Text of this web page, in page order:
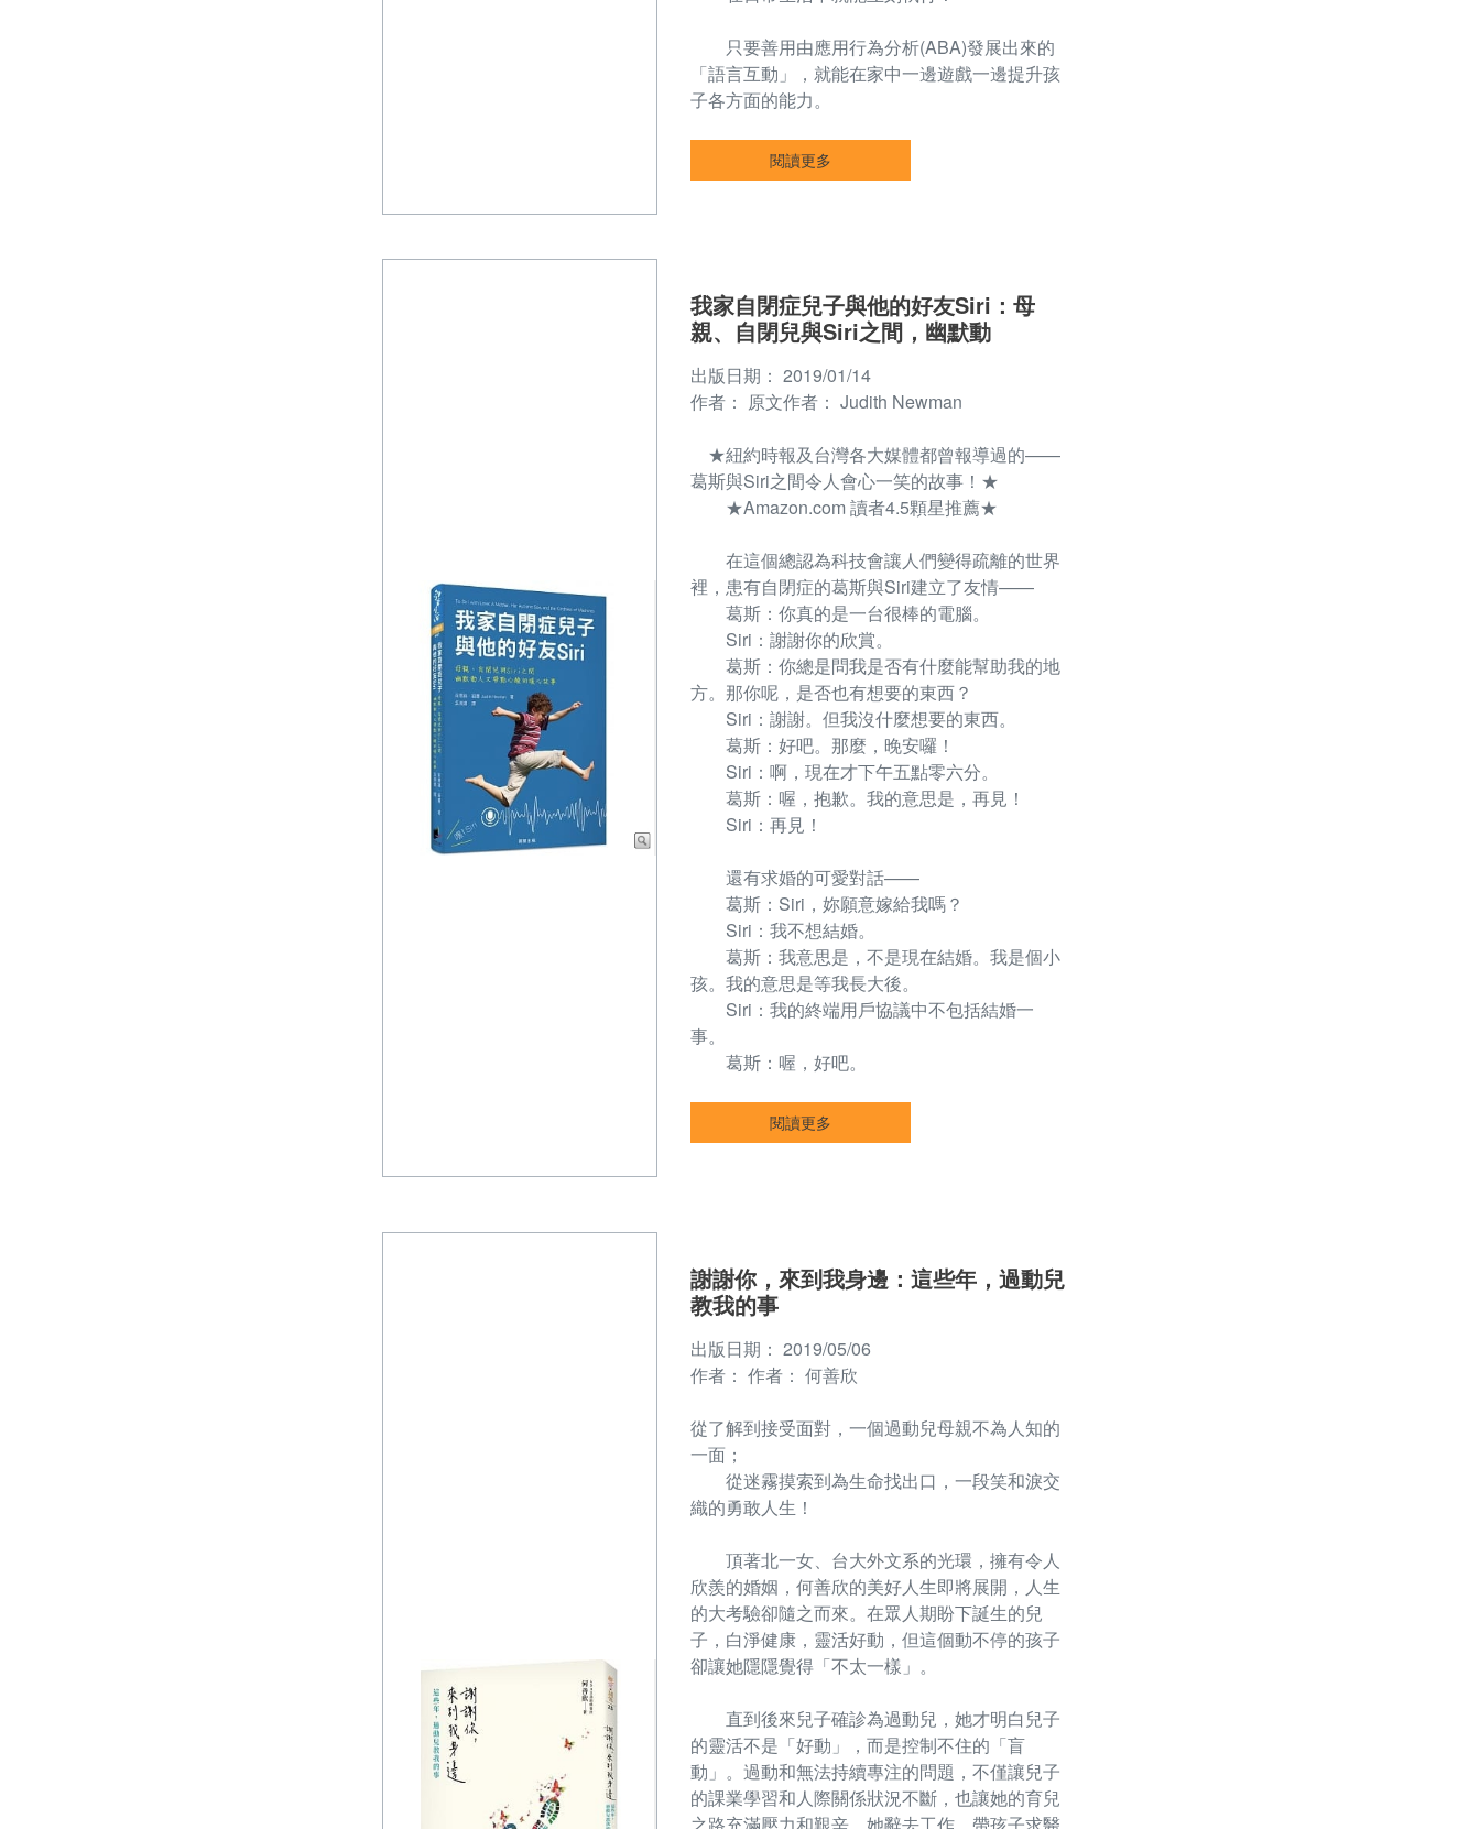
只要善用由應用行為分析(ABA)發展出來的
「語言互動」，就能在家中一邊遊戲一邊提升孩
子各方面的能力。
閱讀更多
我家自閉症兒子與他的好友Siri：母
親、自閉兒與Siri之間，幽默動
出版日期： 2019/01/14
作者： 原文作者： Judith Newman
★紐約時報及台灣各大媒體都曾報導過的——
葛斯與Siri之間令人會心一笑的故事！★
★Amazon.com 讀者4.5顆星推薦★
在這個總認為科技會讓人們變得疏離的世界
裡，患有自閉症的葛斯與Siri建立了友情——
葛斯：你真的是一台很棒的電腦。
Siri：謝謝你的欣賞。
葛斯：你總是問我是否有什麼能幫助我的地
方。那你呢，是否也有想要的東西？
Siri：謝謝。但我沒什麼想要的東西。
葛斯：好吧。那麼，晚安囉！
Siri：啊，現在才下午五點零六分。
葛斯：喔，抱歉。我的意思是，再見！
Siri：再見！
還有求婚的可愛對話——
葛斯：Siri，妳願意嫁給我嗎？
Siri：我不想結婚。
葛斯：我意思是，不是現在結婚。我是個小
孩。我的意思是等我長大後。
Siri：我的終端用戶協議中不包括結婚一
事。
葛斯：喔，好吧。
閱讀更多
謝謝你，來到我身邊：這些年，過動兒
教我的事
出版日期： 2019/05/06
作者： 作者： 何善欣
從了解到接受面對，一個過動兒母親不為人知的
一面；
從迷霧摸索到為生命找出口，一段笑和淚交
織的勇敢人生！
頂著北一女、台大外文系的光環，擁有令人
欣羨的婚姻，何善欣的美好人生即將展開，人生
的大考驗卻隨之而來。在眾人期盼下誕生的兒
子，白淨健康，靈活好動，但這個動不停的孩子
卻讓她隱隱覺得「不太一樣」。
直到後來兒子確診為過動兒，她才明白兒子
的靈活不是「好動」，而是控制不住的「盲
動」。過動和無法持續專注的問題，不僅讓兒子
的課業學習和人際關係狀況不斷，也讓她的育兒